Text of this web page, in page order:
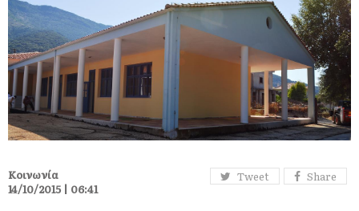
Tweet Share
Κοινωνία
14/10/2015 | 06:41